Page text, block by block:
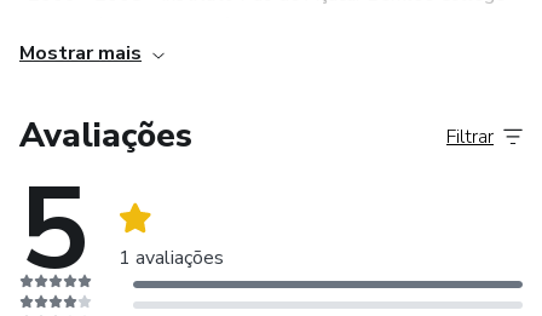
Louise, Renata Jaffé, Betina Stegmann, Cláudio Micheletti
e Cláudio Cruz;
-2023 - Licenciatura em Música na Universidade
Metropolitana de Santos.
**Masterclass**
Mostrar mais
Avaliações
5 1 avaliações
Filtrar